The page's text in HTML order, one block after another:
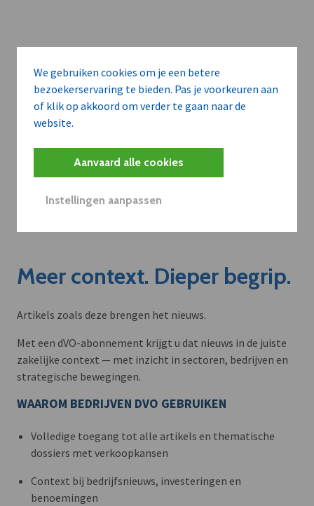
We gebruiken cookies om je een betere
bezoekerservaring te bieden. Pas je voorkeuren aan
of klik op akkoord om verder te gaan naar de
website.
Aanvaard alle cookies
Instellingen aanpassen
Meer context. Dieper begrip.
Artikels zoals deze brengen het nieuws.
Met een dVO-abonnement krijgt u dat nieuws in de juiste
zakelijke context — met inzicht in sectoren, bedrijven en
strategische bewegingen.
WAAROM BEDRIJVEN DVO GEBRUIKEN
Volledige toegang tot alle artikels en thematische
dossiers met verkoopkansen
Context bij bedrijfsnieuws, investeringen en
benoemingen